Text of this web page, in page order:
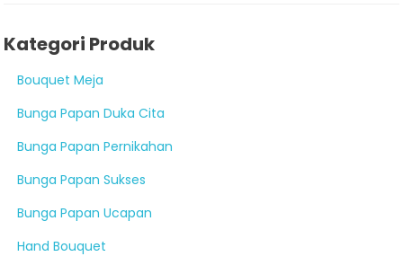
Kategori Produk
Bouquet Meja
Bunga Papan Duka Cita
Bunga Papan Pernikahan
Bunga Papan Sukses
Bunga Papan Ucapan
Hand Bouquet